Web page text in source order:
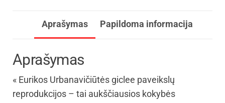
Aprašymas Papildoma informacija
Aprašymas
« Eurikos Urbanavičiūtės giclee paveikslų
reprodukcijos – tai aukščiausios kokybės